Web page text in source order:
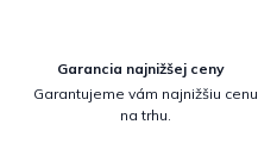
Garancia najnižšej ceny
Garantujeme vám najnižšiu cenu
na trhu.